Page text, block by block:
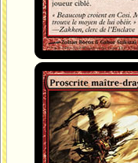
Proscrite maître-dragon